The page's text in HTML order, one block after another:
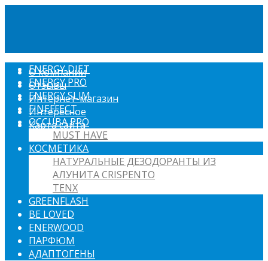
О компании
Отзывы
Интернет-магазин
Интересное
Карта сайта
ENERGY DIET
ENERGY PRO
ENERGY SLIM
FINEFFECT
OCCUBA PRO
MUST HAVE
КОСМЕТИКА
НАТУРАЛЬНЫЕ ДЕЗОДОРАНТЫ ИЗ
АЛУНИТА CRISPENTO
TENX
GREENFLASH
BE LOVED
ENERWOOD
ПАРФЮМ
АДАПТОГЕНЫ